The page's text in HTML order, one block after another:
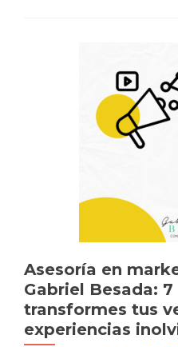
Asesoría en
Gabriel Besada:
transformes tus
experiencias